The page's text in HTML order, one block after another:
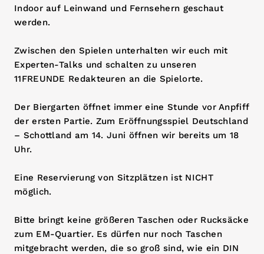
Indoor auf Leinwand und Fernsehern geschaut
werden.
Zwischen den Spielen unterhalten wir euch mit
Experten-Talks und schalten zu unseren
11FREUNDE Redakteuren an die Spielorte.
Der Biergarten öffnet immer eine Stunde vor Anpfiff
der ersten Partie. Zum Eröffnungsspiel Deutschland
– Schottland am 14. Juni öffnen wir bereits um 18
Uhr.
Eine Reservierung von Sitzplätzen ist NICHT
möglich.
Bitte bringt keine größeren Taschen oder Rucksäcke
zum EM-Quartier. Es dürfen nur noch Taschen
mitgebracht werden, die so groß sind, wie ein DIN